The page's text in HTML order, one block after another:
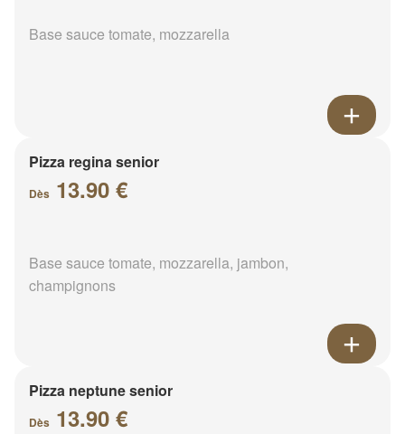
Base sauce tomate, mozzarella
Pizza regina senior
Dès 13.90 €
Base sauce tomate, mozzarella, jambon,
champignons
Pizza neptune senior
Dès 13.90 €